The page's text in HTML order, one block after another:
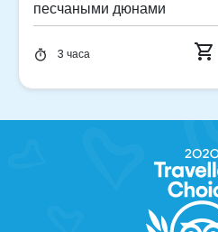
песчаными дюнами
timer 3 часа shopping_cart